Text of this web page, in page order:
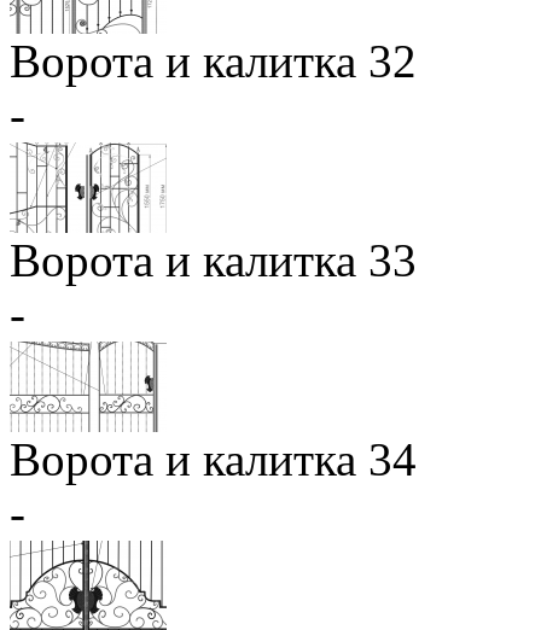
Ворота и калитка 32
-
Ворота и калитка 33
-
Ворота и калитка 34
-